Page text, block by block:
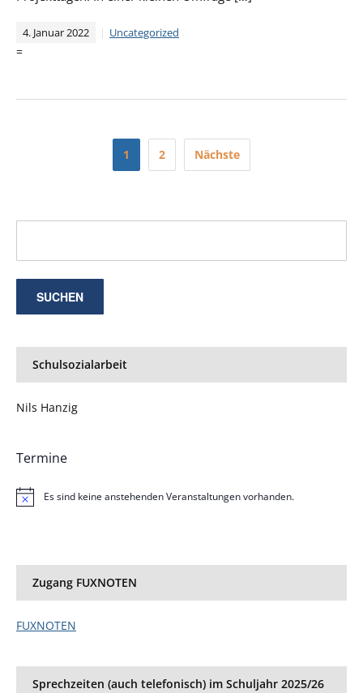
4. Januar 2022 Uncategorized
=
Seitennummerierung
Beiträge
1 2 Nächste
Schulsozialarbeit
Nils Hanzig
Termine
HinweisEs sind keine anstehenden Veranstaltungen vorhanden.
Zugang FUXNOTEN
FUXNOTEN
Sprechzeiten (auch telefonisch) im Schuljahr 2025/26